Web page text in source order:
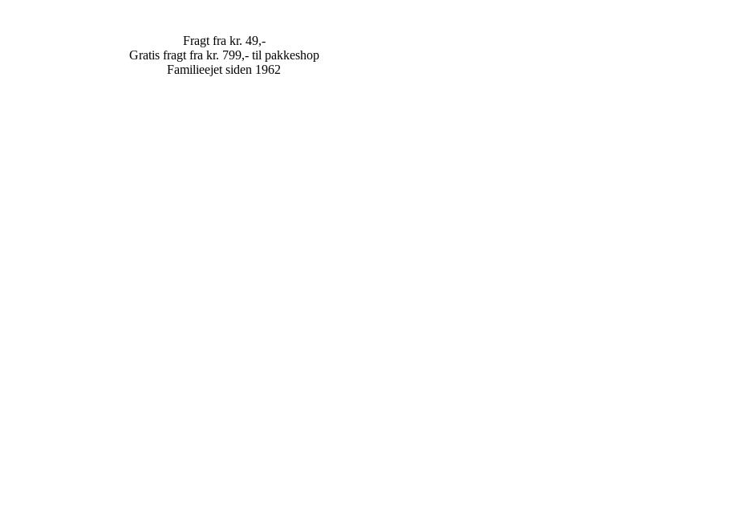
Fragt fra kr. 49,-
Gratis fragt fra kr. 799,- til pakkeshop
Familieejet siden 1962